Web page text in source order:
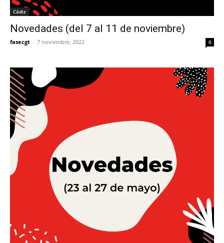
Cádiz
Novedades (del 7 al 11 de noviembre)
fasecgt - 7 noviembre, 2022 0